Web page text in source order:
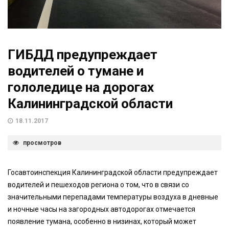
ГИБДД предупреждает
водителей о тумане и
гололедице на дорогах
Калининградской области
18.11.2017
просмотров
Госавтоинспекция Калининградской области предупреждает
водителей и пешеходов региона о том, что в связи со
значительными перепадами температуры воздуха в дневные
и ночные часы на загородных автодорогах отмечается
появление тумана, особенно в низинах, который может